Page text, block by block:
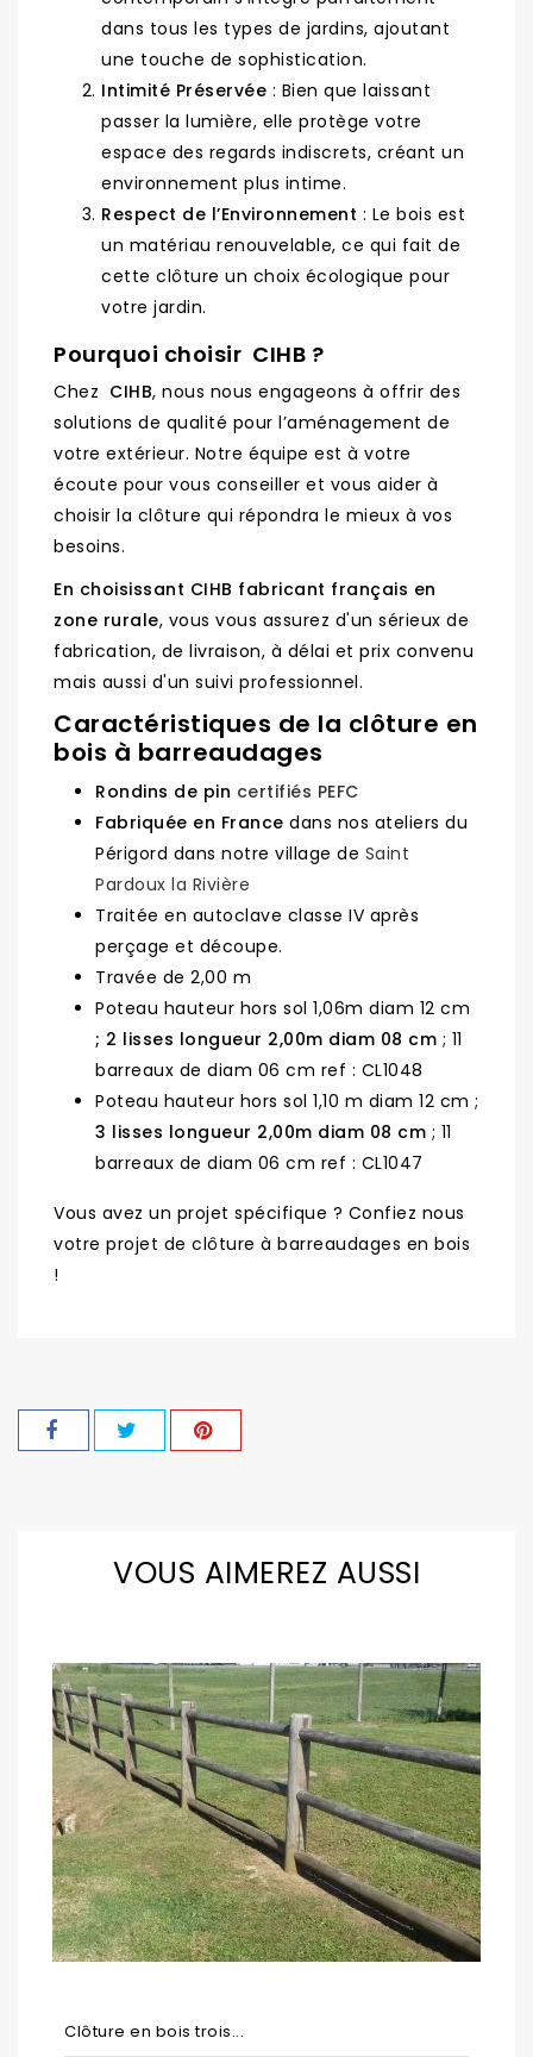
dans tous les types de jardins, ajoutant
une touche de sophistication.
Intimité Préservée : Bien que laissant
passer la lumière, elle protège votre
espace des regards indiscrets, créant un
environnement plus intime.
Respect de l’Environnement : Le bois est
un matériau renouvelable, ce qui fait de
cette clôture un choix écologique pour
votre jardin.
Pourquoi choisir CIHB ?
Chez CIHB, nous nous engageons à offrir des
solutions de qualité pour l’aménagement de
votre extérieur. Notre équipe est à votre
écoute pour vous conseiller et vous aider à
choisir la clôture qui répondra le mieux à vos
besoins.
En choisissant CIHB fabricant français en
zone rurale, vous vous assurez d'un sérieux de
fabrication, de livraison, à délai et prix convenu
mais aussi d'un suivi professionnel.
Caractéristiques de la clôture en
bois à barreaudages
Rondins de pin certifiés PEFC
Fabriquée en France dans nos ateliers du
Périgord dans notre village de Saint
Pardoux la Rivière
Traitée en autoclave classe IV après
perçage et découpe.
Travée de 2,00 m
Poteau hauteur hors sol 1,06m diam 12 cm
; 2 lisses longueur 2,00m diam 08 cm ; 11
barreaux de diam 06 cm ref : CL1048
Poteau hauteur hors sol 1,10 m diam 12 cm ;
3 lisses longueur 2,00m diam 08 cm ; 11
barreaux de diam 06 cm ref : CL1047
Vous avez un projet spécifique ? Confiez nous
votre projet de clôture à barreaudages en bois
!
VOUS AIMEREZ AUSSI
Clôture en bois trois...